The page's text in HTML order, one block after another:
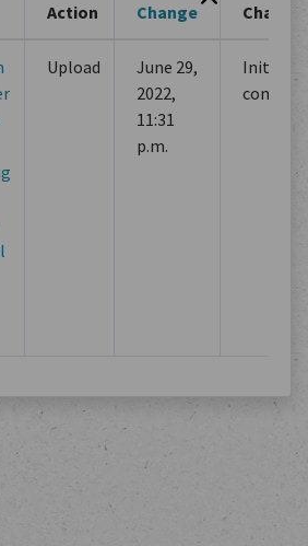
Action
Change
Upload
June 29,
2022,
11:31
p.m.
Initial
commit